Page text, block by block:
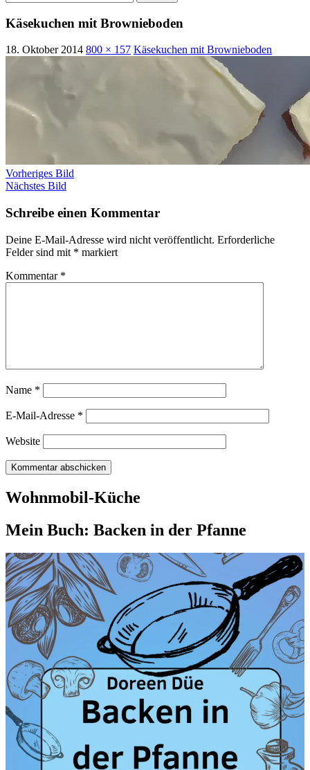
nach:
Käsekuchen mit Brownieboden
18. Oktober 2014 800 × 157 Käsekuchen mit Brownieboden
Vorheriges Bild
Nächstes Bild
Schreibe einen Kommentar
Deine E-Mail-Adresse wird nicht veröffentlicht. Erforderliche
Felder sind mit * markiert
Kommentar *
Name *
E-Mail-Adresse *
Website
Wohnmobil-Küche
Mein Buch: Backen in der Pfanne